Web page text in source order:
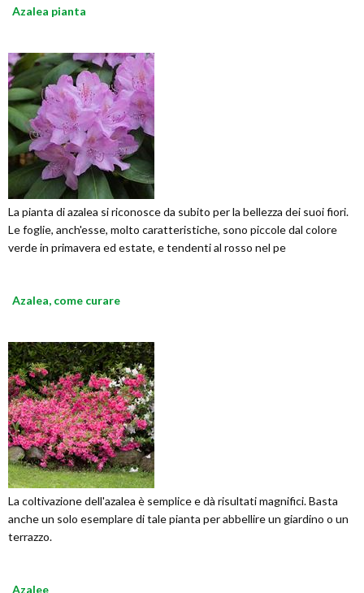
Azalea pianta
La pianta di azalea si riconosce da subito per la bellezza dei suoi fiori.
Le foglie, anch'esse, molto caratteristiche, sono piccole dal colore
verde in primavera ed estate, e tendenti al rosso nel pe
Azalea, come curare
La coltivazione dell'azalea è semplice e dà risultati magnifici. Basta
anche un solo esemplare di tale pianta per abbellire un giardino o un
terrazzo.
Azalee